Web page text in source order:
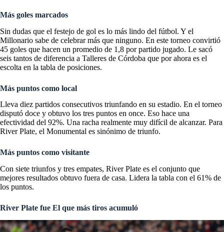
Más goles marcados
Sin dudas que el festejo de gol es lo más lindo del fútbol. Y el
Millonario sabe de celebrar más que ninguno. En este torneo convirtió
45 goles que hacen un promedio de 1,8 por partido jugado. Le sacó
seis tantos de diferencia a Talleres de Córdoba que por ahora es el
escolta en la tabla de posiciones.
Más puntos como local
Lleva diez partidos consecutivos triunfando en su estadio. En el torneo
disputó doce y obtuvo los tres puntos en once. Eso hace una
efectividad del 92%. Una racha realmente muy difícil de alcanzar. Para
River Plate, el Monumental es sinónimo de triunfo.
Más puntos como visitante
Con siete triunfos y tres empates, River Plate es el conjunto que
mejores resultados obtuvo fuera de casa. Lidera la tabla con el 61% de
los puntos.
River Plate fue El que más tiros acumuló